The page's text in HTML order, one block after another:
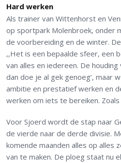
Hard werken
Als trainer van Wittenhorst en
op sportpark Molenbroek, onder
de voorbereiding en de winter.
,,Het is een bepaalde sfeer, een
van alles en iedereen. De houding
dan doe je al gek genoeg’, maar
ambitie en prestatief werken en
werken om iets te bereiken.
Voor Sjoerd wordt de stap naar
de vierde naar de derde divisie.
komende maanden alles op alles
van te maken. De ploeg staat nu